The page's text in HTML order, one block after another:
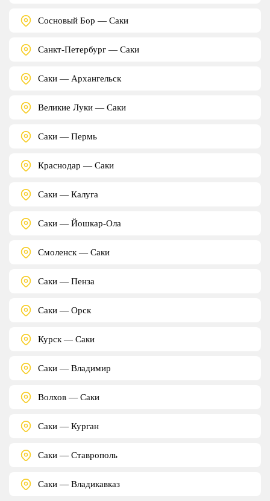
Сосновый Бор — Саки
Санкт-Петербург — Саки
Саки — Архангельск
Великие Луки — Саки
Саки — Пермь
Краснодар — Саки
Саки — Калуга
Саки — Йошкар-Ола
Смоленск — Саки
Саки — Пенза
Саки — Орск
Курск — Саки
Саки — Владимир
Волхов — Саки
Саки — Курган
Саки — Ставрополь
Саки — Владикавказ